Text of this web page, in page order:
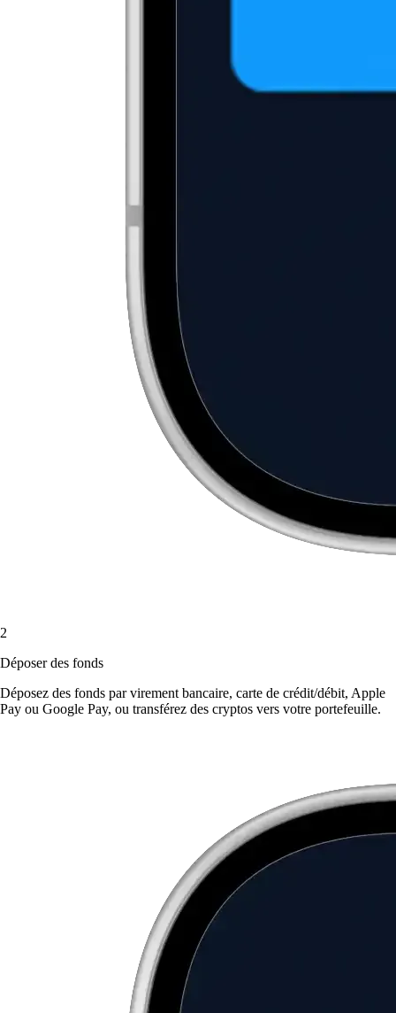
2
Déposer des fonds
Déposez des fonds par virement bancaire, carte de crédit/débit, Apple
Pay ou Google Pay, ou transférez des cryptos vers votre portefeuille.